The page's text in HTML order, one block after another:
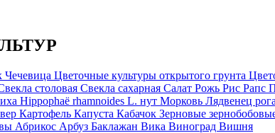
Чечевица Цветочные культуры открытого грунта
столовая Свекла сахарная Салат Рожь Рис Рапс
Hippophaё rhamnoides L. нут Морковь Лядвенец
Картофель Капуста Кабачок Зерновые
Абрикос Арбуз Баклажан Вика Виноград Вишня